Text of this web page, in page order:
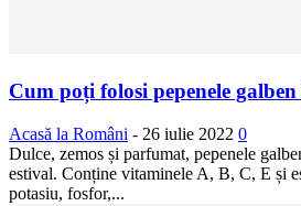
Cum poți folosi pepenele
Acasă la Români - 26 iulie 2022 0
Dulce, zemos și parfumat, pepenele
estival. Conține vitaminele A, B, C, E și
potasiu, fosfor,...